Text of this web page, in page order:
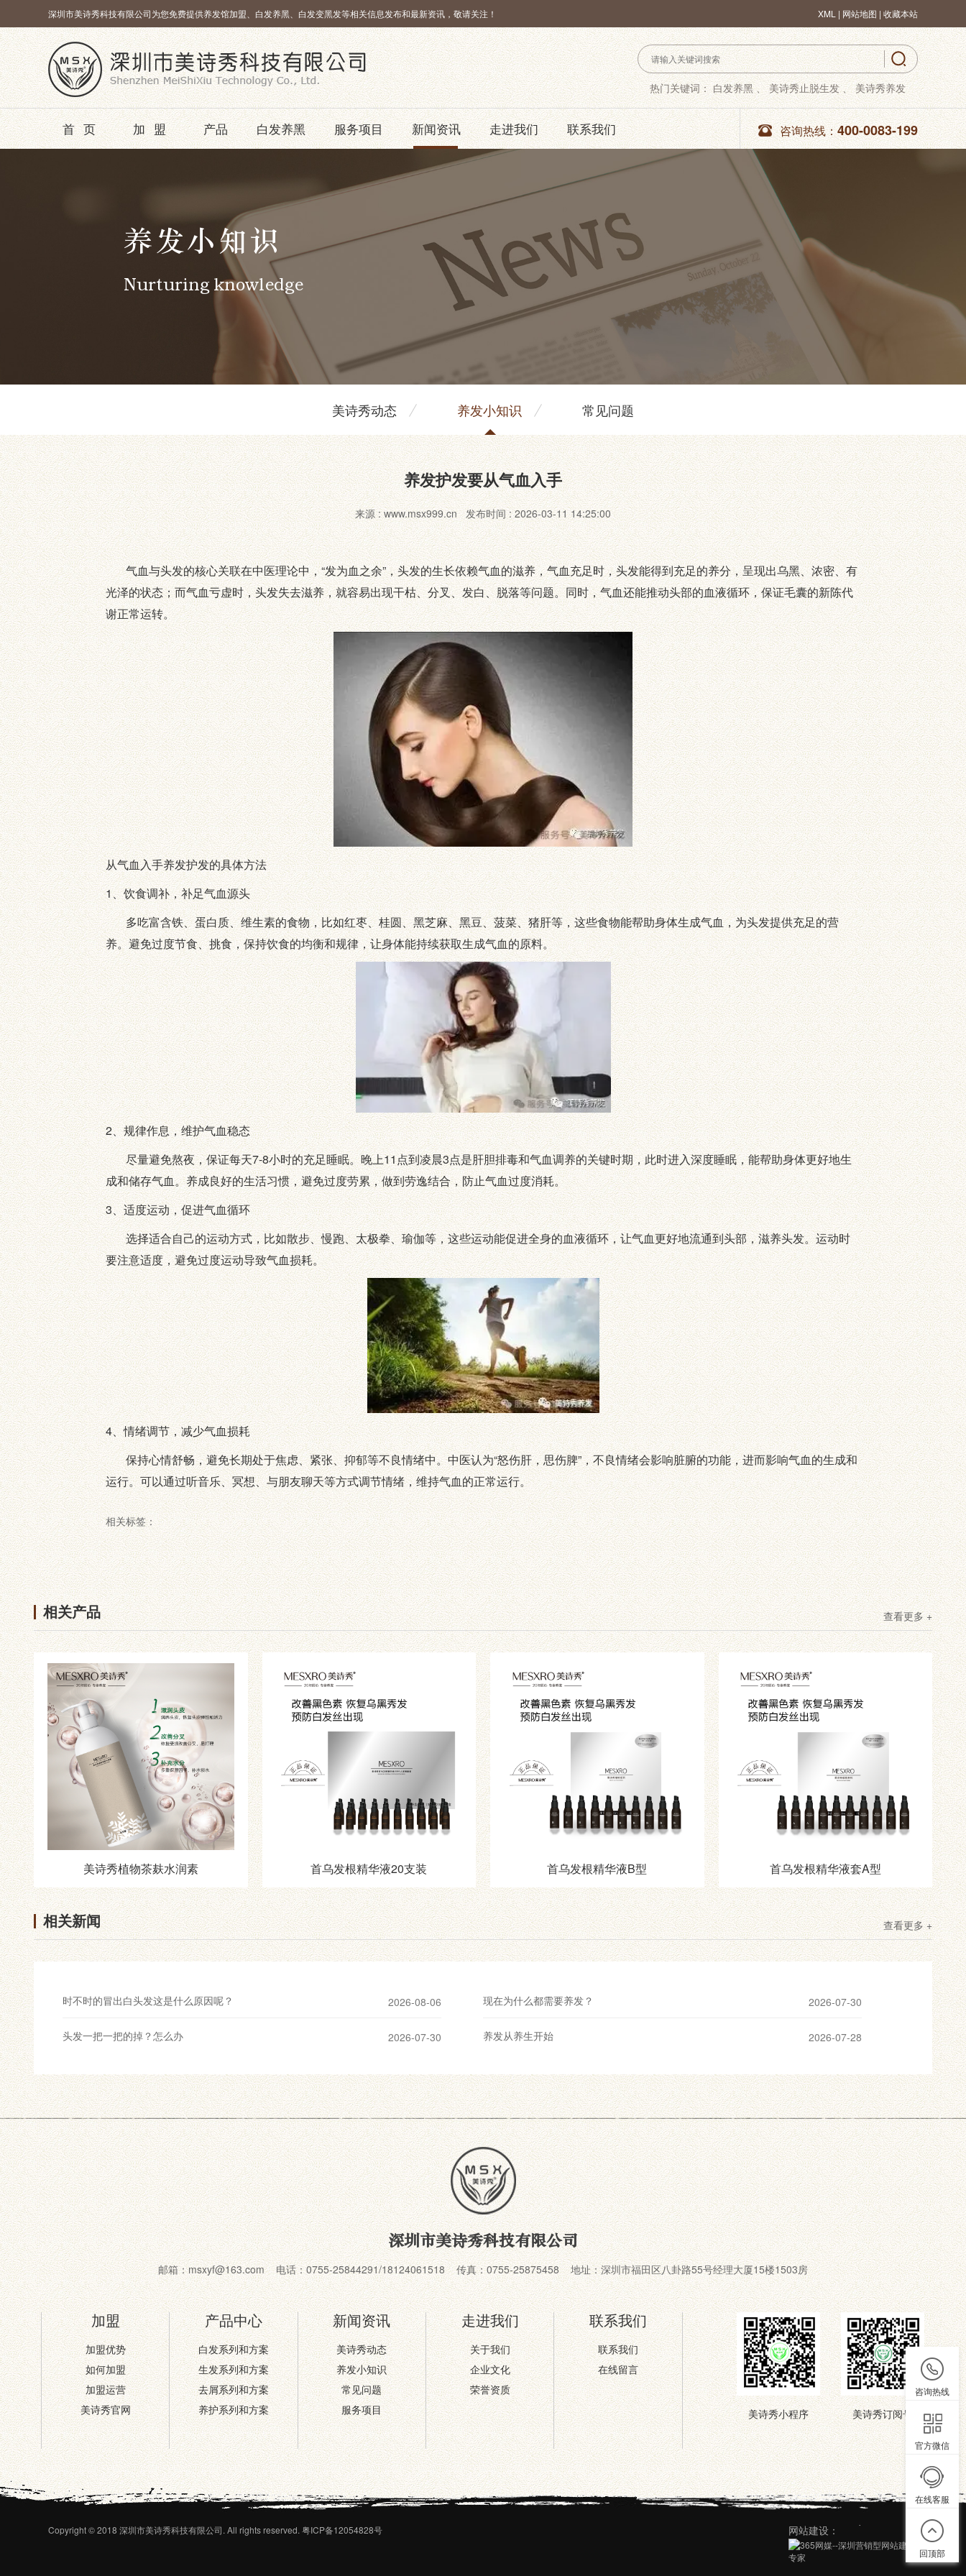
深圳市美诗秀科技有限公司为您免费提供养发馆加盟、白发养黑、白发变黑发等相关信息发布和最新资讯，敬请关注！ XML | 网站地图 | 收藏本站
热门关键词： 白发养黑 、 美诗秀止脱生发 、 美诗秀养发
首页 加盟 产品 白发养黑 服务项目 新闻资讯 走进我们 联系我们 咨询热线：400-0083-199
养发小知识
Nurturing knowledge
美诗秀动态 养发小知识 常见问题
养发护发要从气血入手
来源 : www.msx999.cn 发布时间 : 2026-03-11 14:25:00
气血与头发的核心关联在中医理论中，“发为血之余”，头发的生长依赖气血的滋养，气血充足时，头发能得到充足的养分，呈现出乌黑、浓密、有
光泽的状态；而气血亏虚时，头发失去滋养，就容易出现干枯、分叉、发白、脱落等问题。同时，气血还能推动头部的血液循环，保证毛囊的新陈代
谢正常运转。
从气血入手养发护发的具体方法
1、饮食调补，补足气血源头
多吃富含铁、蛋白质、维生素的食物，比如红枣、桂圆、黑芝麻、黑豆、菠菜、猪肝等，这些食物能帮助身体生成气血，为头发提供充足的营
养。避免过度节食、挑食，保持饮食的均衡和规律，让身体能持续获取生成气血的原料。
2、规律作息，维护气血稳态
尽量避免熬夜，保证每天7-8小时的充足睡眠。晚上11点到凌晨3点是肝胆排毒和气血调养的关键时期，此时进入深度睡眠，能帮助身体更好地生
成和储存气血。养成良好的生活习惯，避免过度劳累，做到劳逸结合，防止气血过度消耗。
3、适度运动，促进气血循环
选择适合自己的运动方式，比如散步、慢跑、太极拳、瑜伽等，这些运动能促进全身的血液循环，让气血更好地流通到头部，滋养头发。运动时
要注意适度，避免过度运动导致气血损耗。
4、情绪调节，减少气血损耗
保持心情舒畅，避免长期处于焦虑、紧张、抑郁等不良情绪中。中医认为“怒伤肝，思伤脾”，不良情绪会影响脏腑的功能，进而影响气血的生成和
运行。可以通过听音乐、冥想、与朋友聊天等方式调节情绪，维持气血的正常运行。
相关标签：
相关产品 查看更多 +
美诗秀植物茶麸水润素 首乌发根精华液20支装 首乌发根精华液B型 首乌发根精华液套A型
相关新闻 查看更多 +
时不时的冒出白头发这是什么原因呢？ 2026-08-06 现在为什么都需要养发？ 2026-07-30
头发一把一把的掉？怎么办 2026-07-30 养发从养生开始 2026-07-28
深圳市美诗秀科技有限公司
邮箱：msxyf@163.com 电话：0755-25844291/18124061518 传真：0755-25875458 地址：深圳市福田区八卦路55号经理大厦15楼1503房
加盟
加盟优势
如何加盟
加盟运营
美诗秀官网
产品中心
白发系列和方案
生发系列和方案
去屑系列和方案
养护系列和方案
新闻资讯
美诗秀动态
养发小知识
常见问题
服务项目
走进我们
关于我们
企业文化
荣誉资质
联系我们
联系我们
在线留言
美诗秀小程序 美诗秀订阅号
Copyright © 2018 深圳市美诗秀科技有限公司. All rights reserved. 粤ICP备12054828号 网站建设：
咨询热线
官方微信
在线客服
回顶部